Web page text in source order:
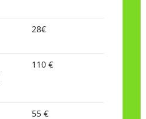
28€
110 €
55 €